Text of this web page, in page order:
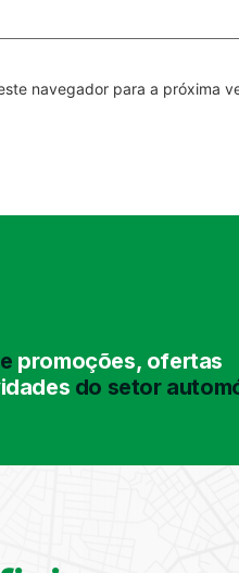
navegador para a próxima
promoções, ofertas
do setor